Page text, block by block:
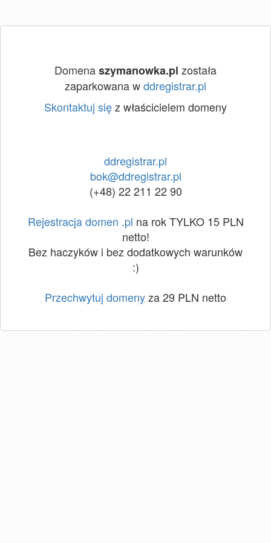
Domenaszymanowka.pl została
zaparkowana wddregistrar.pl
Skontaktuj sięz właścicielem domeny
ddregistrar.pl
bok@ddregistrar.pl
(+48) 22 211 22 90
Rejestracja domen .pl na rok TYLKO 15 PLN
netto!
Bez haczyków i bez dodatkowych warunków
:)
Przechwytuj domenyza 29 PLN netto